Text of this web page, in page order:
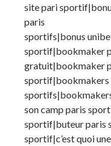
site pari
paris
sportifs|bonus
sportif|bookmaker
gratuit|bookmaker
sportif|bookmakers
son camp paris
sportif|buteur paris
sportif|c’est quoi